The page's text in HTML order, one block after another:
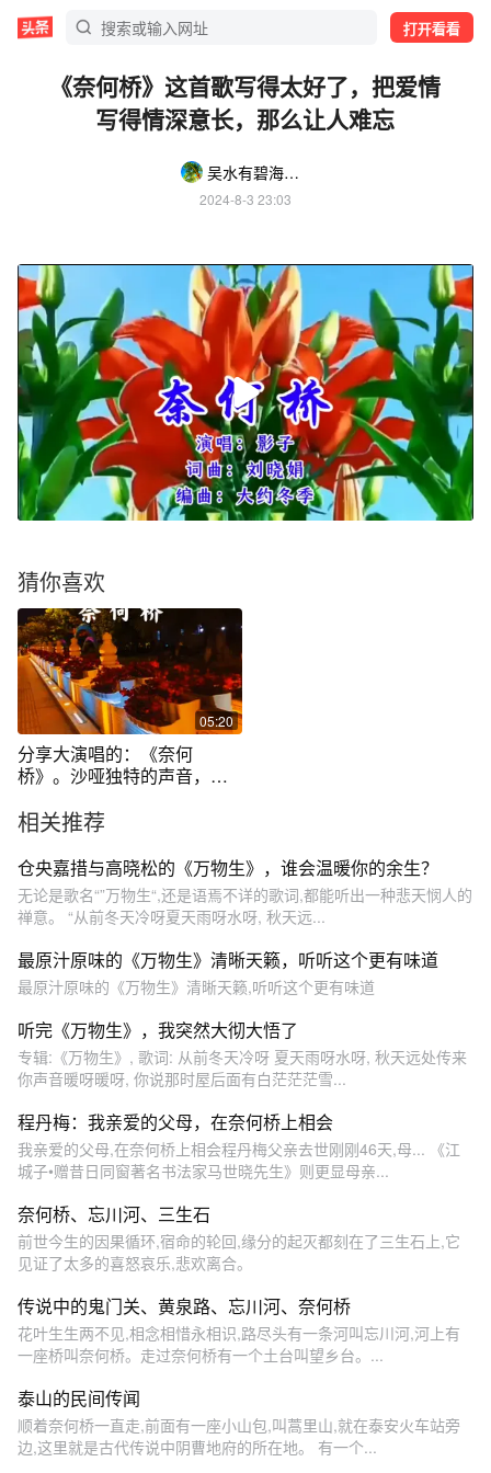
打开看看
《奈何桥》这首歌写得太好了，把爱情
写得情深意长，那么让人难忘
吴水有碧海蓝天
2024-8-3 23:03
猜你喜欢
05:20
分享大演唱的：《奈何
桥》。沙哑独特的声音，听
相关推荐
仓央嘉措与高晓松的《万物生》，谁会温暖你的余生？
无论是歌名“”万物生“,还是语焉不详的歌词,都能听出一种悲天悯人的
禅意。 “从前冬天冷呀夏天雨呀水呀, 秋天远...
最原汁原味的《万物生》清晰天籁，听听这个更有味道
最原汁原味的《万物生》清晰天籁,听听这个更有味道
听完《万物生》，我突然大彻大悟了
专辑:《万物生》, 歌词: 从前冬天冷呀 夏天雨呀水呀, 秋天远处传来
你声音暖呀暖呀, 你说那时屋后面有白茫茫茫雪...
程丹梅：我亲爱的父母，在奈何桥上相会
我亲爱的父母,在奈何桥上相会程丹梅父亲去世刚刚46天,母... 《江
城子•赠昔日同窗著名书法家马世晓先生》则更显母亲...
奈何桥、忘川河、三生石
前世今生的因果循环,宿命的轮回,缘分的起灭都刻在了三生石上,它
见证了太多的喜怒哀乐,悲欢离合。
传说中的鬼门关、黄泉路、忘川河、奈何桥
花叶生生两不见,相念相惜永相识,路尽头有一条河叫忘川河,河上有
一座桥叫奈何桥。走过奈何桥有一个土台叫望乡台。...
泰山的民间传闻
顺着奈何桥一直走,前面有一座小山包,叫蒿里山,就在泰安火车站旁
边,这里就是古代传说中阴曹地府的所在地。 有一个...